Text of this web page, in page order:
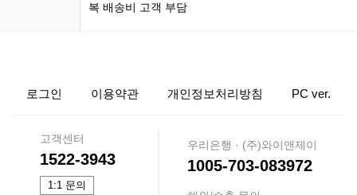
복 배송비 고객 부담
로그인 이용약관 개인정보처리방침 PC ver.
고객센터
1522-3943
1:1 문의
우리은행 · (주)와이앤제이
1005-703-083972